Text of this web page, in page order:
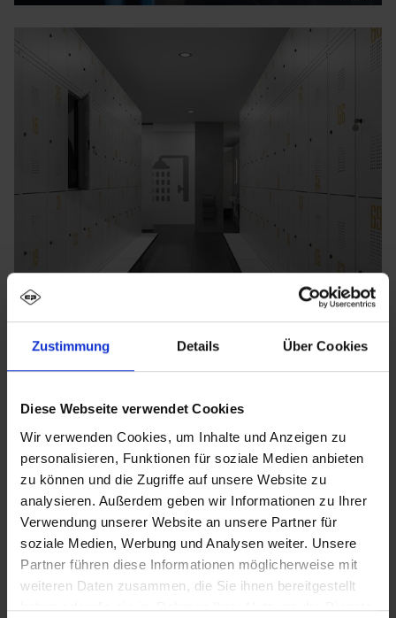
Zustimmung Details Über Cookies
Diese Webseite verwendet Cookies
Wir verwenden Cookies, um Inhalte und Anzeigen zu
personalisieren, Funktionen für soziale Medien anbieten
zu können und die Zugriffe auf unsere Website zu
analysieren. Außerdem geben wir Informationen zu Ihrer
Verwendung unserer Website an unsere Partner für
soziale Medien, Werbung und Analysen weiter. Unsere
Partner führen diese Informationen möglicherweise mit
weiteren Daten zusammen, die Sie ihnen bereitgestellt
haben oder die sie im Rahmen Ihrer Nutzung der Dienste